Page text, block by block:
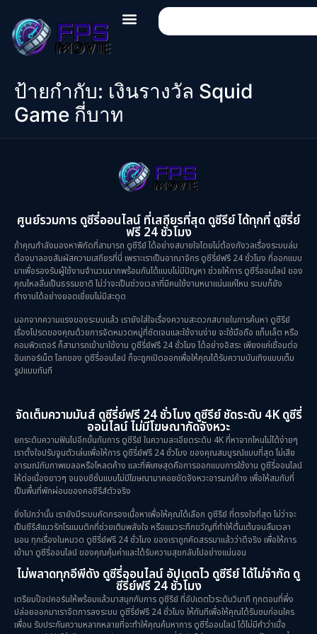
ป้ายกำกับ: เงินรางวัล Squid
Game กี่บาท
ศูนย์รวมการ ดูซีรี่ออนไลน์ ที่เสถียรที่สุด ดูซีรีย์ ได้ทุกที่ ดูซีรี่ย์
ฟรี 24 ชั่วโมง
ถ้าคุณกำลังมองหาพิกัดที่สามารถ ดูซีรีย์ ได้อย่างสบายใจโดยไม่ต้องกังวลเรื่องระบบล่ม
ต้องมาลองสัมผัสความเสถียรที่นี่ เพราะเราเป็นอาณาจักร ดูซีรี่ย์ฟรี 24 ชั่วโมง ที่ออกแบบ
มาเพื่อรองรับผู้ใช้งานจำนวนมากพร้อมกันได้แบบไม่มีปัญหา ช่วยให้การ ดูซีรี่ออนไลน์ ของ
คุณไหลลื่นเป็นธรรมชาติ ไม่ว่าจะเป็นช่วงเวลาที่มีคนใช้งานหนาแน่นแค่ไหน ระบบก็ยัง
ทำงานได้อย่างยอดเยี่ยมไม่มีสะดุด
นอกจากความแรงของระบบแล้ว เรายังใส่ใจเรื่องความสะดวกสบายในการค้นหา ดูซีรีย์
เรื่องโปรดของคุณด้วยการจัดหมวดหมู่ที่ชัดเจนและใช้งานง่าย จะใช้มือถือ แท็บเล็ต หรือ
คอมพิวเตอร์ ก็สามารถเข้ามาใช้งาน ดูซีรี่ย์ฟรี 24 ชั่วโมง ได้อย่างอิสระ เพียงแค่เชื่อมต่อ
อินเทอร์เน็ต โลกของ ดูซีรี่ออนไลน์ ก็จะถูกเปิดออกเพื่อให้คุณได้รับความบันเทิงแบบเต็ม
รูปแบบทันที
จัดเต็มความมันส์ ดูซีรี่ย์ฟรี 24 ชั่วโมง ดูซีรีย์ ชัดระดับ 4K ดูซีรี่
ออนไลน์ ไม่มีโฆษณากัดจังหวะ
ยกระดับความฟินไปอีกขั้นกับการ ดูซีรีย์ ในความละเอียดระดับ 4K ที่หาจากไหนไม่ได้ง่ายๆ
เราตั้งใจปรับจูนตัวเล่นเพื่อให้การ ดูซีรี่ย์ฟรี 24 ชั่วโมง ของคุณสมบูรณ์แบบที่สุด ไม่เสีย
อารมณ์กับภาพเบลอหรือโหลดค้าง และที่พิเศษสุดคือการออกแบบการใช้งาน ดูซีรี่ออนไลน์
ให้ต่อเนื่องยาวๆ จนจบซีซั่นแบบไม่มีโฆษณามาคอยขัดจังหวะอารมณ์ค้าง เพื่อให้สมกับที่
เป็นพื้นที่พักผ่อนของคอซีรีส์ตัวจริง
ยิ่งไปกว่านั้น เรายังมีระบบคัดกรองเนื้อหาเพื่อให้คุณได้เลือก ดูซีรีย์ ที่ตรงใจที่สุด ไม่ว่าจะ
เป็นซีรีส์แนวรักโรแมนติกที่ช่วยเติมพลังใจ หรือแนวระทึกขวัญที่ทำให้ตื่นเต้นจนลืมเวลา
นอน ทุกเรื่องในหมวด ดูซีรี่ย์ฟรี 24 ชั่วโมง ของเราถูกคัดสรรมาแล้วว่าดีจริง เพื่อให้การ
เข้ามา ดูซีรี่ออนไลน์ ของคุณคุ้มค่าและได้รับความสุขกลับไปอย่างแน่นอน
ไม่พลาดทุกอีพีดัง ดูซีรี่ออนไลน์ อัปเดตไว ดูซีรีย์ ได้ไม่จำกัด ดู
ซีรี่ย์ฟรี 24 ชั่วโมง
เตรียมป๊อปคอร์นให้พร้อมแล้วมาสนุกกับการ ดูซีรีย์ ที่อัปเดตไวระดับวินาที ทุกตอนที่พึ่ง
ปล่อยออกมาเราจัดการลงระบบ ดูซีรี่ย์ฟรี 24 ชั่วโมง ให้ทันทีเพื่อให้คุณได้รับชมก่อนใคร
เพื่อน รับประกันความหลากหลายที่จะทำให้คุณค้นหาการ ดูซีรี่ออนไลน์ ได้ไม่มีคำว่าเบื่อ